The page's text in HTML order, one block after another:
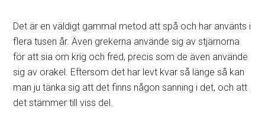
Det är en väldigt gammal metod att spå och har använts i
flera tusen år. Även grekerna använde sig av stjärnorna
för att sia om krig och fred, precis som de även använde
sig av orakel. Eftersom det har levt kvar så länge så kan
man ju tänka sig att det finns någon sanning i det, och att
det stämmer till viss del.